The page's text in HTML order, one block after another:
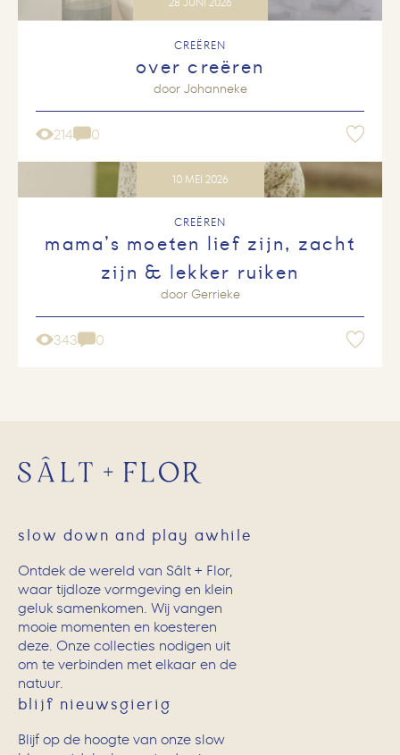
28 JUNI 2026
CREËREN
over creëren
door Johanneke
214 0
10 MEI 2026
CREËREN
mama’s moeten lief zijn, zacht
zijn & lekker ruiken
door Gerrieke
343 0
slow down and play awhile
Ontdek de wereld van Sâlt + Flor,
waar tijdloze vormgeving en klein
geluk samenkomen. Wij vangen
mooie momenten en koesteren
deze. Onze collecties nodigen uit
om te verbinden met elkaar en de
natuur.
blijf nieuwsgierig
Blijf op de hoogte van onze slow